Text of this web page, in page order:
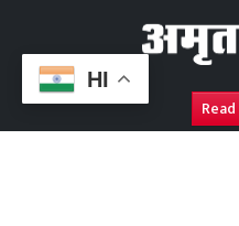
HI